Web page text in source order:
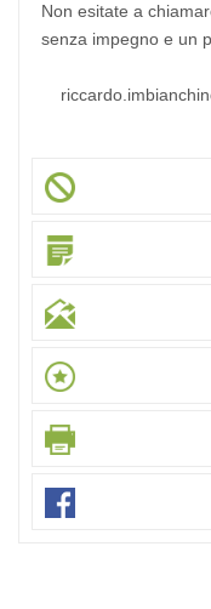
Non esitate a
senza impegno e un